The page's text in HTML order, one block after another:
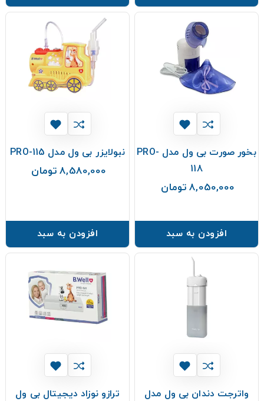
بخور صورت بی ول مدل PRO-
118
8,050,000 تومان
افزودن به سبد
نبولایزر بی ول مدل PRO-115
8,580,000 تومان
افزودن به سبد
واترجت دندان بی ول مدل
ترازو نوزاد دیجیتال بی ول